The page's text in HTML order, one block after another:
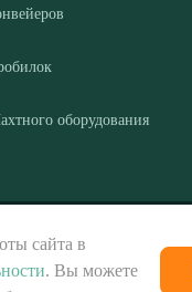
оборудования
сайта в
. Вы можете